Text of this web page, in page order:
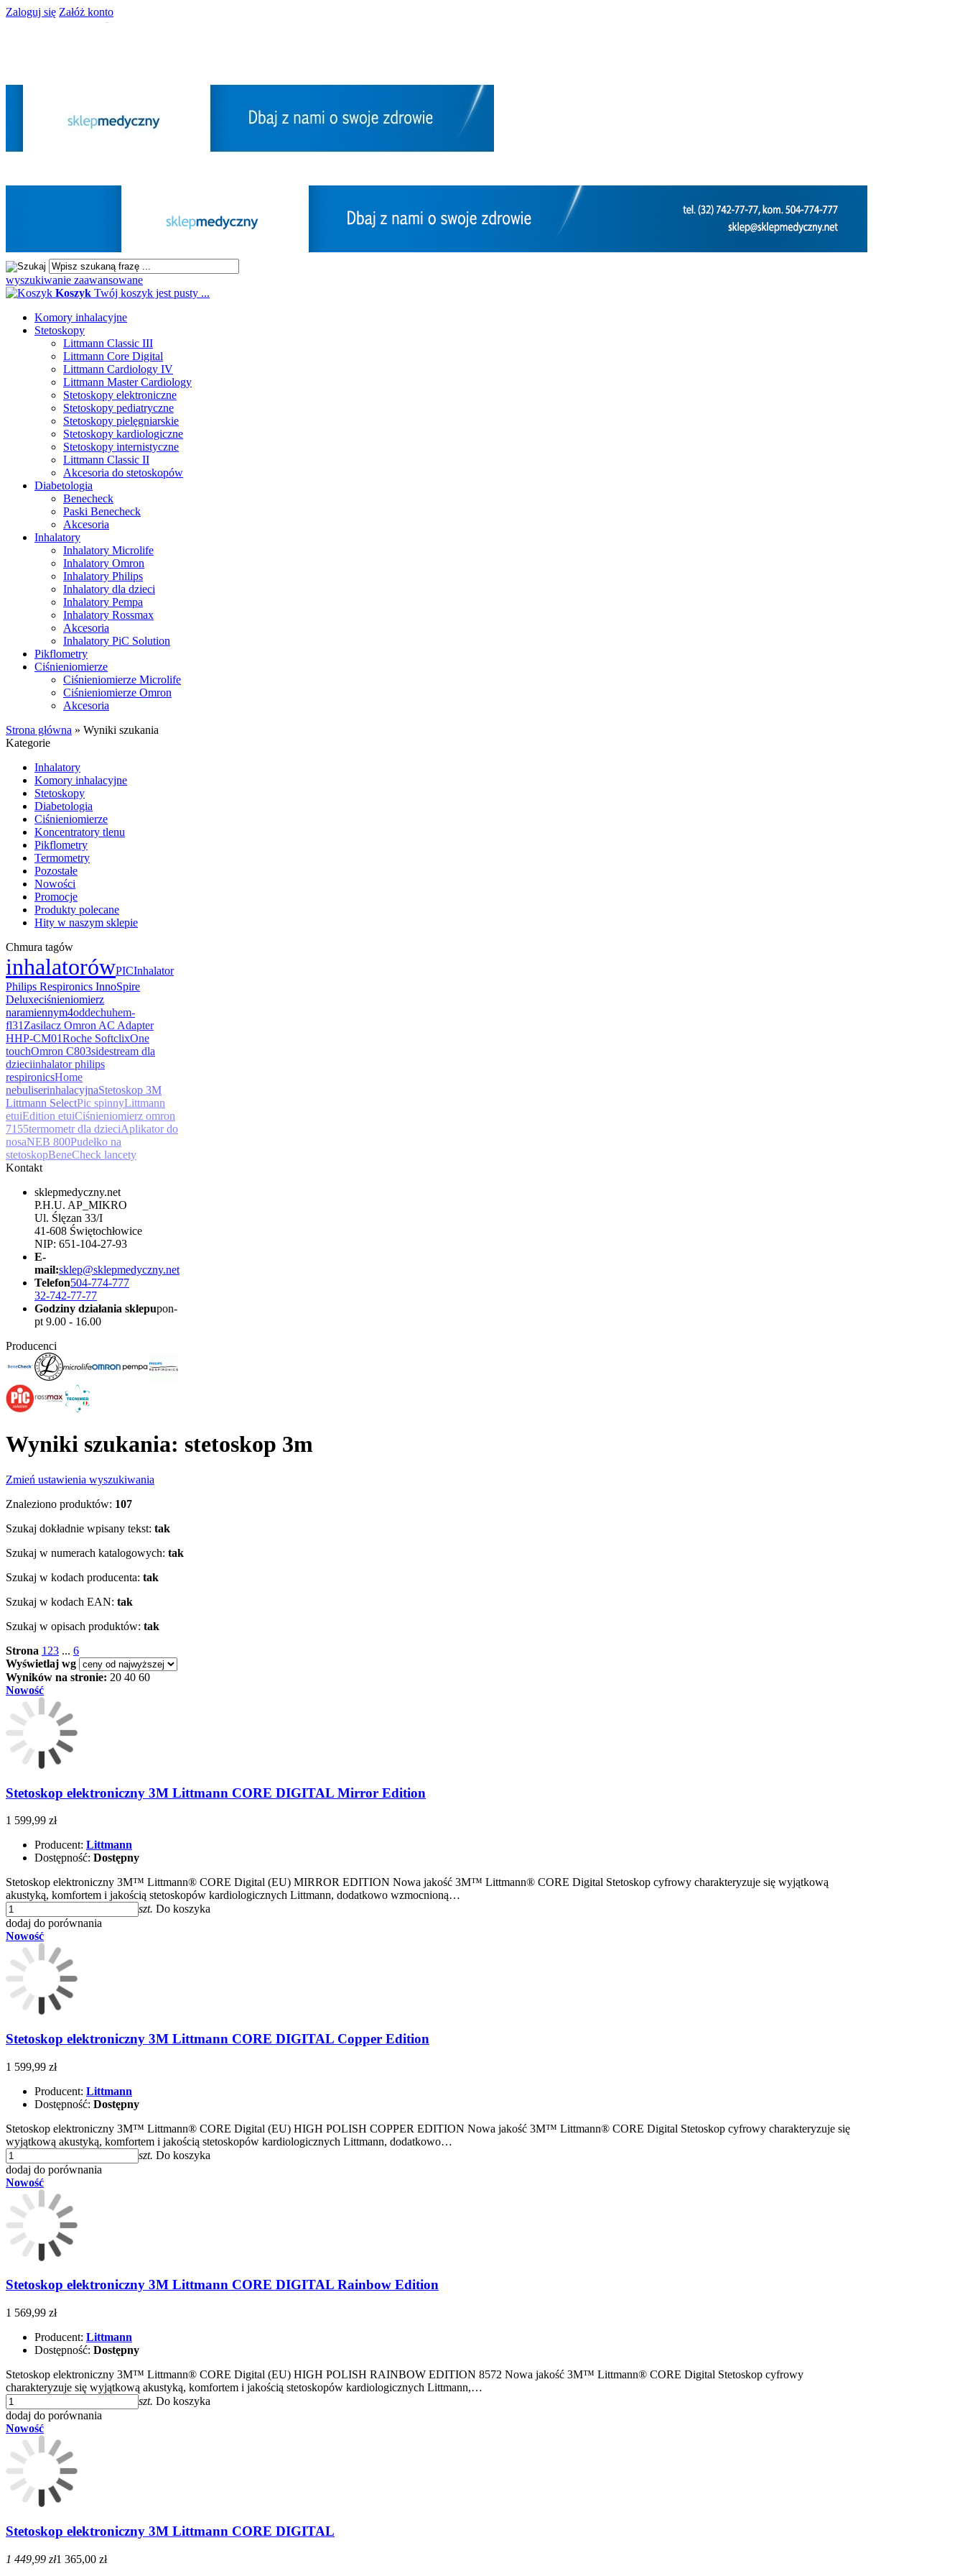
Zaloguj się Załóż konto
wyszukiwanie zaawansowane
Koszyk Twój koszyk jest pusty ...
Komory inhalacyjne
Stetoskopy
Littmann Classic III
Littmann Core Digital
Littmann Cardiology IV
Littmann Master Cardiology
Stetoskopy elektroniczne
Stetoskopy pediatryczne
Stetoskopy pielęgniarskie
Stetoskopy kardiologiczne
Stetoskopy internistyczne
Littmann Classic II
Akcesoria do stetoskopów
Diabetologia
Benecheck
Paski Benecheck
Akcesoria
Inhalatory
Inhalatory Microlife
Inhalatory Omron
Inhalatory Philips
Inhalatory dla dzieci
Inhalatory Pempa
Inhalatory Rossmax
Akcesoria
Inhalatory PiC Solution
Pikflometry
Ciśnieniomierze
Ciśnieniomierze Microlife
Ciśnieniomierze Omron
Akcesoria
Strona główna » Wyniki szukania
Kategorie
Inhalatory
Komory inhalacyjne
Stetoskopy
Diabetologia
Ciśnieniomierze
Koncentratory tlenu
Pikflometry
Termometry
Pozostałe
Nowości
Promocje
Produkty polecane
Hity w naszym sklepie
Chmura tagów
inhalatorówPICInhalator
Philips Respironics InnoSpire
Deluxeciśnieniomierz
naramiennym4oddechuhem-
fl31 Zasilacz Omron AC Adapter
HHP-CM01Roche SoftclixOne
touchOmron C803sidestream dla
dzieciinhalator philips
respironicsHome
nebuliserinhalacyjnaStetoskop 3M
Littmann SelectPic spinnyLittmann
etuiEdition etuiCiśnieniomierz omron
7155termometr dla dzieciAplikator do
nosaNEB 800Pudełko na
stetoskopBeneCheck lancety
Kontakt
sklepmedyczny.net
P.H.U. AP_MIKRO
Ul. Ślęzan 33/I
41-608 Świętochłowice
NIP: 651-104-27-93
E-
mail:sklep@sklepmedyczny.net
Telefon504-774-777
32-742-77-77
Godziny działania sklepupon-
pt 9.00 - 16.00
Producenci
Wyniki szukania: stetoskop 3m
Zmień ustawienia wyszukiwania
Znaleziono produktów: 107
Szukaj dokładnie wpisany tekst: tak
Szukaj w numerach katalogowych: tak
Szukaj w kodach producenta: tak
Szukaj w kodach EAN: tak
Szukaj w opisach produktów: tak
Strona 1 23 ... 6
Wyświetlaj wg
Wyników na stronie: 20 40 60
Nowość
Stetoskop elektroniczny 3M Littmann CORE DIGITAL Mirror Edition
1 599,99 zł
Producent: Littmann
Dostępność: Dostępny
Stetoskop elektroniczny 3M™ Littmann® CORE Digital (EU) MIRROR EDITION Nowa jakość 3M™ Littmann® CORE Digital Stetoskop cyfrowy charakteryzuje się wyjątkową
akustyką, komfortem i jakością stetoskopów kardiologicznych Littmann, dodatkowo wzmocnioną…
szt. Do koszyka
dodaj do porównania
Nowość
Stetoskop elektroniczny 3M Littmann CORE DIGITAL Copper Edition
1 599,99 zł
Producent: Littmann
Dostępność: Dostępny
Stetoskop elektroniczny 3M™ Littmann® CORE Digital (EU) HIGH POLISH COPPER EDITION Nowa jakość 3M™ Littmann® CORE Digital Stetoskop cyfrowy charakteryzuje się
wyjątkową akustyką, komfortem i jakością stetoskopów kardiologicznych Littmann, dodatkowo…
szt. Do koszyka
dodaj do porównania
Nowość
Stetoskop elektroniczny 3M Littmann CORE DIGITAL Rainbow Edition
1 569,99 zł
Producent: Littmann
Dostępność: Dostępny
Stetoskop elektroniczny 3M™ Littmann® CORE Digital (EU) HIGH POLISH RAINBOW EDITION 8572 Nowa jakość 3M™ Littmann® CORE Digital Stetoskop cyfrowy
charakteryzuje się wyjątkową akustyką, komfortem i jakością stetoskopów kardiologicznych Littmann,…
szt. Do koszyka
dodaj do porównania
Nowość
Stetoskop elektroniczny 3M Littmann CORE DIGITAL
1 449,99 zł1 365,00 zł